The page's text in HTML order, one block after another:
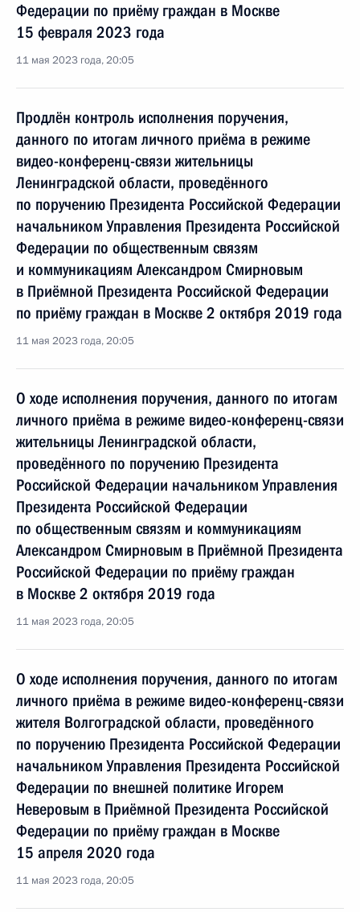
Федерации по приёму граждан в Москве
15 февраля 2023 года
11 мая 2023 года, 20:05
Продлён контроль исполнения поручения,
данного по итогам личного приёма в режиме
видео-конференц-связи жительницы
Ленинградской области, проведённого
по поручению Президента Российской Федерации
начальником Управления Президента Российской
Федерации по общественным связям
и коммуникациям Александром Смирновым
в Приёмной Президента Российской Федерации
по приёму граждан в Москве 2 октября 2019 года
11 мая 2023 года, 20:05
О ходе исполнения поручения, данного по итогам
личного приёма в режиме видео-конференц-связи
жительницы Ленинградской области,
проведённого по поручению Президента
Российской Федерации начальником Управления
Президента Российской Федерации
по общественным связям и коммуникациям
Александром Смирновым в Приёмной Президента
Российской Федерации по приёму граждан
в Москве 2 октября 2019 года
11 мая 2023 года, 20:05
О ходе исполнения поручения, данного по итогам
личного приёма в режиме видео-конференц-связи
жителя Волгоградской области, проведённого
по поручению Президента Российской Федерации
начальником Управления Президента Российской
Федерации по внешней политике Игорем
Неверовым в Приёмной Президента Российской
Федерации по приёму граждан в Москве
15 апреля 2020 года
11 мая 2023 года, 20:05